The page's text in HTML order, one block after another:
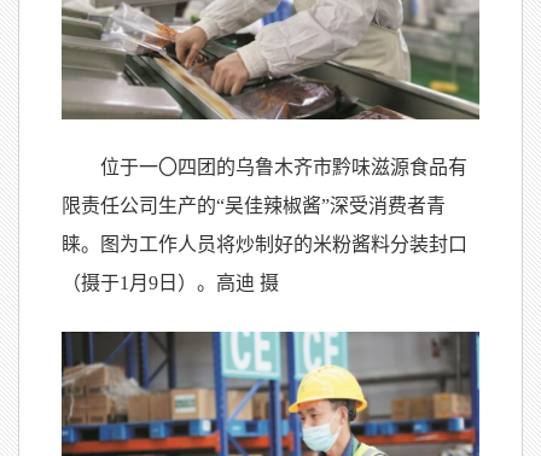
位于一〇四团的乌鲁木齐市黔味滋源食品有
限责任公司生产的“吴佳辣椒酱”深受消费者青
睐。图为工作人员将炒制好的米粉酱料分装封口
（摄于1月9日）。高迪 摄